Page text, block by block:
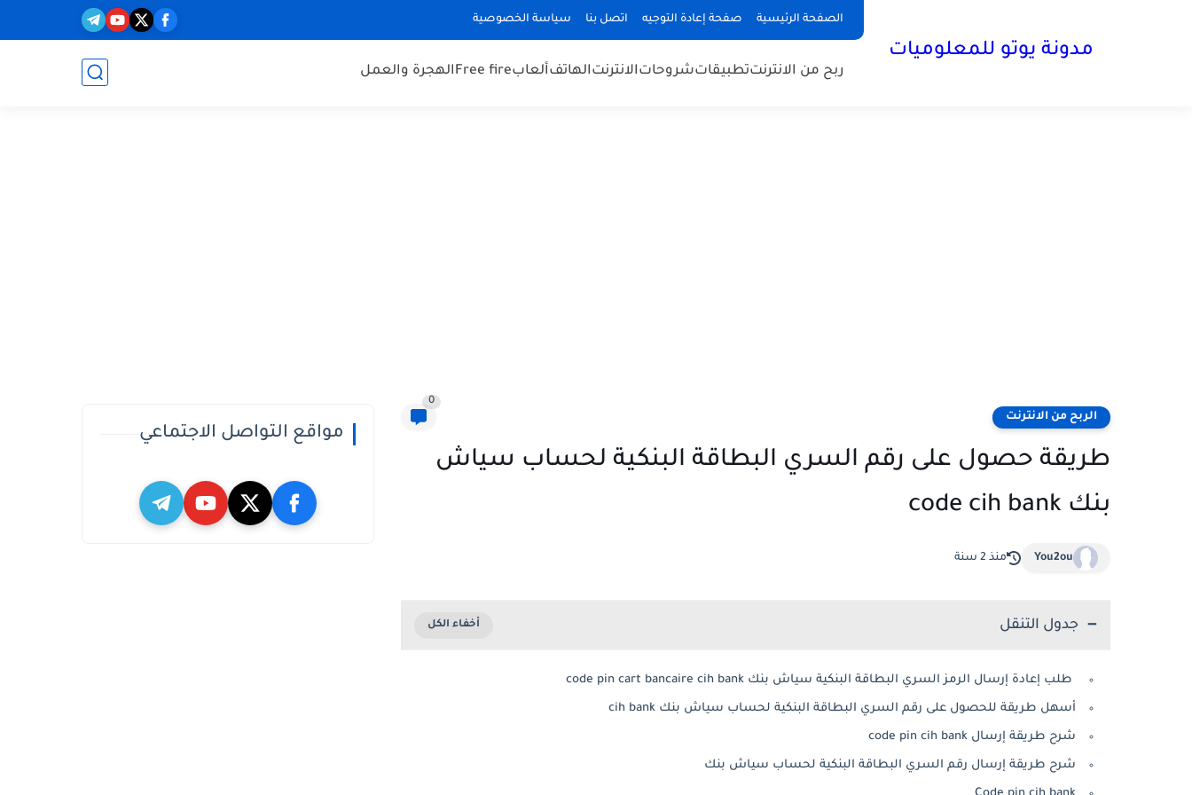
الصفحة الرئيسية صفحة إعادة التوجيه اتصل بنا سياسة الخصوصية
مدونة يوتو للمعلوميات
ربح من الانترنتتطبيقاتشروحاتالانترنتالهاتفألعابFree fireالهجرة والعمل
الربح من الانترنت
0
طريقة حصول على رقم السري البطاقة البنكية لحساب سياش
بنك code cih bank
You2ou منذ 2 سنة
جدول التنقل
طلب إعادة إرسال الرمز السري البطاقة البنكية سياش بنك code pin cart bancaire cih bank
أسهل طريقة للحصول على رقم السري البطاقة البنكية لحساب سياش بنك cih bank
شرح طريقة إرسال code pin cih bank
شرح طريقة إرسال رقم السري البطاقة البنكية لحساب سياش بنك
مواقع التواصل الاجتماعي